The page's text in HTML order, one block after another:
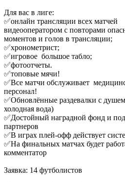
Для вас в лиге:
✅онлайн трансляции всех матчей
видеооператором с повторами
моментов и голов в трансляции;
✅хронометрист;
✅игровое большое табло;
✅фотоотчеты.
✅топовые мячи!
✅Все матчи обслуживает
персонал!
✅Обновлённые раздевалки с
холодная вода)
✅Достойный наградной фонд и
партнеров
✅В играх плей-офф действует
✅На финальных матчах будет
комментатор
Заявка: 14 футболистов